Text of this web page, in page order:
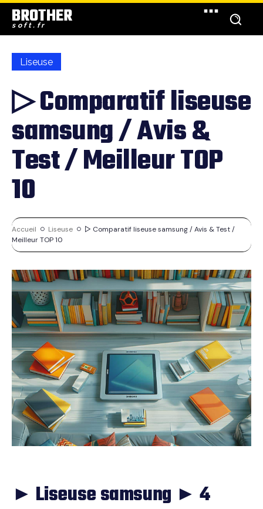
BROTHER
soft.fr
Liseuse
▷ Comparatif liseuse
samsung / Avis &
Test / Meilleur TOP
10
Accueil Liseuse
▷ Comparatif liseuse samsung / Avis & Test /
Meilleur TOP 10
► Liseuse samsung ► 4